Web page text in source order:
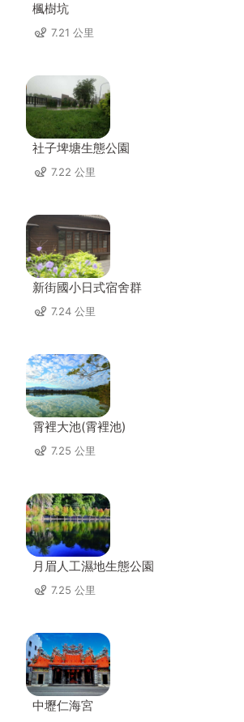
楓樹坑
7.21 公里
社子埤塘生態公園
7.22 公里
新街國小日式宿舍群
7.24 公里
霄裡大池(霄裡池)
7.25 公里
月眉人工濕地生態公園
7.25 公里
中壢仁海宮